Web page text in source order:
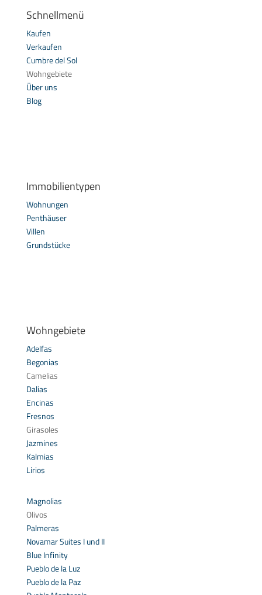
Schnellmenü
Kaufen
Verkaufen
Cumbre del Sol
Wohngebiete
Über uns
Blog
Immobilientypen
Wohnungen
Penthäuser
Villen
Grundstücke
Wohngebiete
Adelfas
Begonias
Camelias
Dalias
Encinas
Fresnos
Girasoles
Jazmines
Kalmias
Lirios
Magnolias
Olivos
Palmeras
Novamar Suites I und II
Blue Infinity
Pueblo de la Luz
Pueblo de la Paz